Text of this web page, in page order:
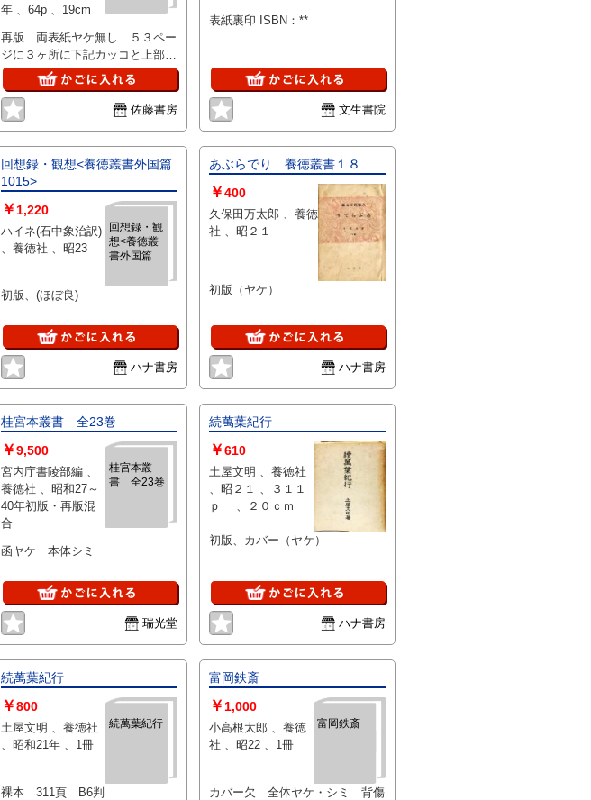
年 、64p 、19cm
再版 両表紙ヤケ無し ５３ペー
ジに３ヶ所に下記カッコと上部余
白に少線引き 三方少経年ヤケ
線引き無し 書き込み無し 良好
です。
佐藤書房
表紙裏印 ISBN：**
文生書院
回想録・観想<養徳叢書外国篇
1015>
回想録・観
想<養徳叢
書外国篇
￥ 1,220
ハイネ(石中象治訳)
、養徳社 、昭23
初版、(ほぼ良)
ハナ書房
あぶらでり 養徳叢書１８
￥400
久保田万太郎 、養徳
社 、昭２１
初版（ヤケ）
ハナ書房
桂宮本叢書 全23巻
桂宮本叢
書 全23巻
￥9,500
宮内庁書陵部編 、
養德社 、昭和27～
40年初版・再版混
合
函ヤケ 本体シミ
瑞光堂
続萬葉紀行
￥610
土屋文明 、養徳社
、昭２１ 、３１１
ｐ 、２０ｃｍ
初版、カバー（ヤケ）
ハナ書房
続萬葉紀行
続萬葉紀行
￥800
土屋文明 、養徳社
、昭和21年 、1冊
裸本 311頁 B6判
富岡鉄斎
富岡鉄斎
￥1,000
小高根太郎 、養徳
社 、昭22 、1冊
カバー欠 全体ヤケ・シミ 背傷